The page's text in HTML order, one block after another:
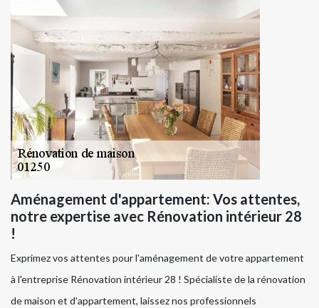
Aménagement d'appartement: Vos attentes,
notre expertise avec Rénovation intérieur 28
!
Exprimez vos attentes pour l'aménagement de votre appartement
à l'entreprise Rénovation intérieur 28 ! Spécialiste de la rénovation
de maison et d'appartement, laissez nos professionnels